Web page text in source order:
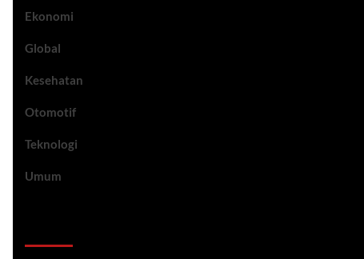
Ekonomi
Global
Kesehatan
Otomotif
Teknologi
Umum